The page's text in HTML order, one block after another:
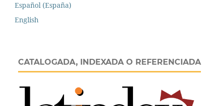
Español (España)
English
CATALOGADA, INDEXADA O REFERENCIADA